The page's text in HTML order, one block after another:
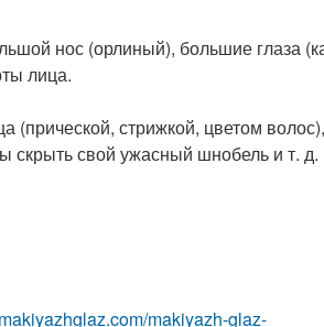
нос (орлиный), большие глаза
лица.
(прической, стрижкой, цветом
скрыть свой ужасный шнобель и т.
makiyazh-glaz-